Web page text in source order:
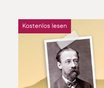
Kostenlos lesen